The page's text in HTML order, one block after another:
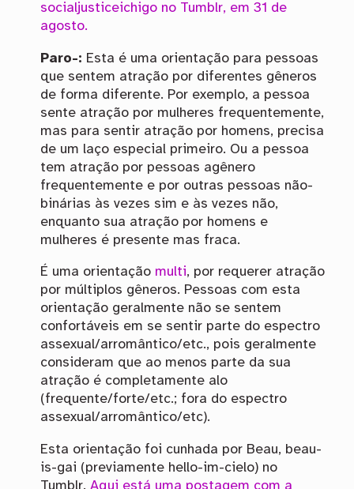
socialjusticeichigo no Tumblr, em 31 de
agosto.
Paro-: Esta é uma orientação para pessoas
que sentem atração por diferentes gêneros
de forma diferente. Por exemplo, a pessoa
sente atração por mulheres frequentemente,
mas para sentir atração por homens, precisa
de um laço especial primeiro. Ou a pessoa
tem atração por pessoas agênero
frequentemente e por outras pessoas não-
binárias às vezes sim e às vezes não,
enquanto sua atração por homens e
mulheres é presente mas fraca.
É uma orientação multi, por requerer atração
por múltiplos gêneros. Pessoas com esta
orientação geralmente não se sentem
confortáveis em se sentir parte do espectro
assexual/arromântico/etc., pois geralmente
consideram que ao menos parte da sua
atração é completamente alo
(frequente/forte/etc.; fora do espectro
assexual/arromântico/etc).
Esta orientação foi cunhada por Beau, beau-
is-gai (previamente hello-im-cielo) no
Tumblr. Aqui está uma postagem com a